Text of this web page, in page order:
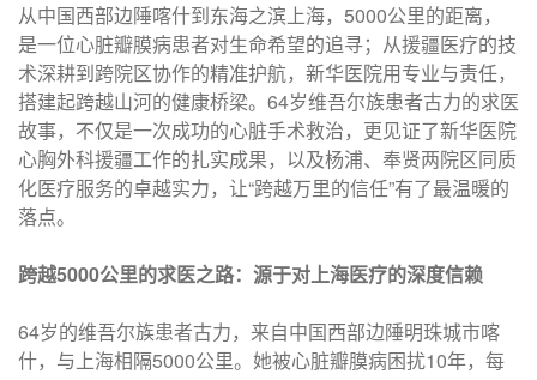
从中国西部边陲喀什到东海之滨上海，5000公里的距离，
是一位心脏瓣膜病患者对生命希望的追寻；从援疆医疗的技
术深耕到跨院区协作的精准护航，新华医院用专业与责任，
搭建起跨越山河的健康桥梁。64岁维吾尔族患者古力的求医
故事，不仅是一次成功的心脏手术救治，更见证了新华医院
心胸外科援疆工作的扎实成果，以及杨浦、奉贤两院区同质
化医疗服务的卓越实力，让“跨越万里的信任”有了最温暖的
落点。
跨越5000公里的求医之路：源于对上海医疗的深度信赖
64岁的维吾尔族患者古力，来自中国西部边陲明珠城市喀
什，与上海相隔5000公里。她被心脏瓣膜病困扰10年，每